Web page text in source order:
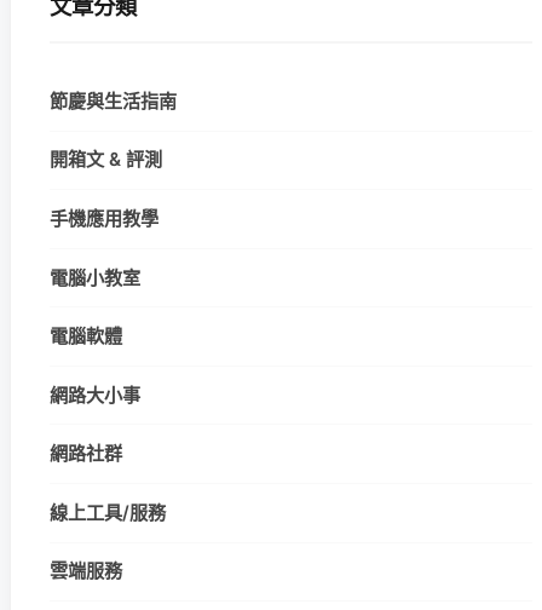
文章分類
節慶與生活指南
開箱文 & 評測
手機應用教學
電腦小教室
電腦軟體
網路大小事
網路社群
線上工具/服務
雲端服務